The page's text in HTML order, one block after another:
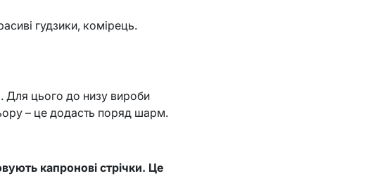
гудзики, комірець.
Для цього до низу вироби
– це додасть поряд шарм.
капронові стрічки. Це